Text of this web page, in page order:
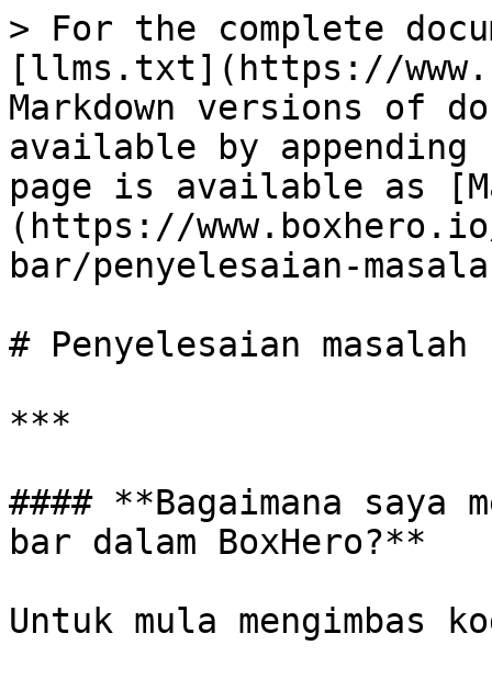
> For the complete
[llms.txt](https://
Markdown versions of
available by
page is available as
(https://
bar/penyelesaian-
# Penyelesaian masalah
***
#### **Bagaimana saya
bar dalam BoxHero?**
Untuk mula mengimbas